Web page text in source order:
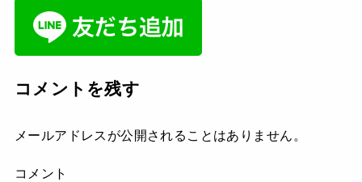
コメントを残す
メールアドレスが公開されることはありません。
コメント